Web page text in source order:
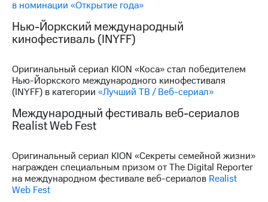
Контакты
развитие
деловая этика
На главную
в номинации «Открытие года»
Нью-Йоркский международный
кинофестиваль (INYFF)
Оригинальный сериал KION «Коса» стал победителем
Нью-Йоркского международного кинофестиваля
(INYFF) в категории «Лучший ТВ / Веб-сериал»
Международный фестиваль веб-сериалов
Realist Web Fest
Оригинальный сериал KION «Секреты семейной жизни»
награжден специальным призом от The Digital Reporter
на международном фестивале веб-сериалов Realist
Web Fest